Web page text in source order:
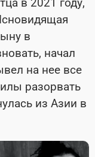
в
начал
на нее все
разорвать
из Азии в